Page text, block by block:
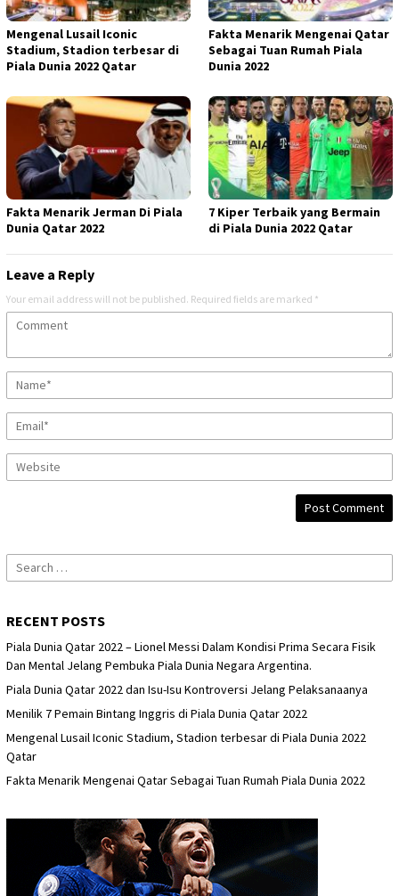
Mengenal Lusail Iconic
Stadium, Stadion terbesar di
Piala Dunia 2022 Qatar
Fakta Menarik Mengenai Qatar
Sebagai Tuan Rumah Piala
Dunia 2022
Fakta Menarik Jerman Di Piala
Dunia Qatar 2022
7 Kiper Terbaik yang Bermain
di Piala Dunia 2022 Qatar
Leave a Reply
Your email address will not be published. Required fields are marked *
Search
for:
RECENT POSTS
Piala Dunia Qatar 2022 – Lionel Messi Dalam Kondisi Prima Secara Fisik
Dan Mental Jelang Pembuka Piala Dunia Negara Argentina.
Piala Dunia Qatar 2022 dan Isu-Isu Kontroversi Jelang Pelaksanaanya
Menilik 7 Pemain Bintang Inggris di Piala Dunia Qatar 2022
Mengenal Lusail Iconic Stadium, Stadion terbesar di Piala Dunia 2022
Qatar
Fakta Menarik Mengenai Qatar Sebagai Tuan Rumah Piala Dunia 2022